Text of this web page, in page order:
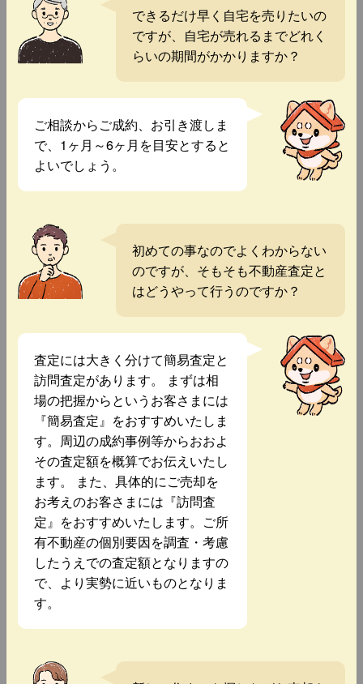
できるだけ早く自宅を売りたいの
ですが、自宅が売れるまでどれく
らいの期間がかかりますか？
ご相談からご成約、お引き渡しま
で、1ヶ月～6ヶ月を目安とすると
よいでしょう。
初めての事なのでよくわからない
のですが、そもそも不動産査定と
はどうやって行うのですか？
査定には大きく分けて簡易査定と
訪問査定があります。 まずは相
場の把握からというお客さまには
『簡易査定』をおすすめいたしま
す。周辺の成約事例等からおおよ
その査定額を概算でお伝えいたし
ます。 また、具体的にご売却を
お考えのお客さまには『訪問査
定』をおすすめいたします。ご所
有不動産の個別要因を調査・考慮
したうえでの査定額となりますの
で、より実勢に近いものとなりま
す。